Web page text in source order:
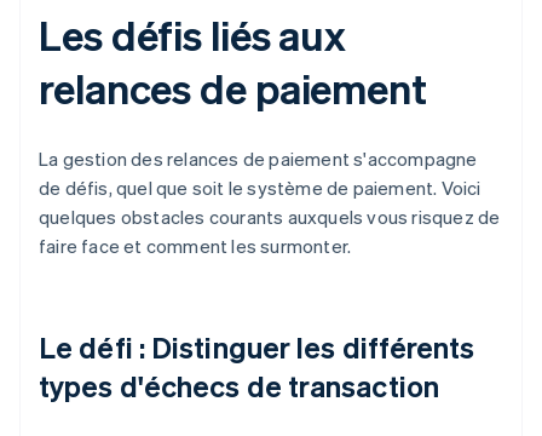
Les défis liés aux
relances de paiement
La gestion des relances de paiement s'accompagne
de défis, quel que soit le système de paiement. Voici
quelques obstacles courants auxquels vous risquez de
faire face et comment les surmonter.
Le défi : Distinguer les différents
types d'échecs de transaction